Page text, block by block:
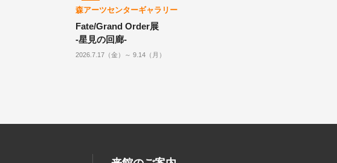
森アーツセンターギャラリー
Fate/Grand Order展
-星見の回廊-
2026.7.17（金）～ 9.14（月）